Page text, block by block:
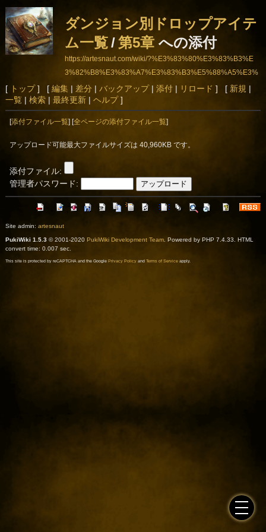
ダンジョン別ドロップアイテ
ム一覧/第5章への添付
https://artesnaut.com/wiki/?%E3%83%80%E3%83%B3%E
3%82%B8%E3%83%A7%E3%83%B3%E5%88%A5%E3%
83%89%E3%83%AD%E3%83%83%E3%83%97%E3%8
2%A2%E3%82%A4%E3%83%86%E3%83%A0%E4%B8%
80%E8%A6%A7/%E7%AC%AC5%E7%AB%A0
[ トップ] [ 編集| 差分 | バックアップ| 添付| リロード ] [ 新規 |
一覧| 検索| 最終更新| ヘルプ]
[添付ファイル一覧 ] [全ページの添付ファイル一覧
アップロード可能最大ファイルサイズは 40,960KB です。
添付ファイル:
管理者パスワード:
Site admin: artesnaut
PukiWiki 1.5.3© 2001-2020 PukiWiki Development Team. Powered by PHP 7.4.33. HTML
convert time: 0.007 sec.
This site is protected by reCAPTCHA and the Google Privacy Policyand Terms of Serviceapply.